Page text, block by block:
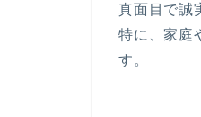
真面目で誠
特に、家庭
す。